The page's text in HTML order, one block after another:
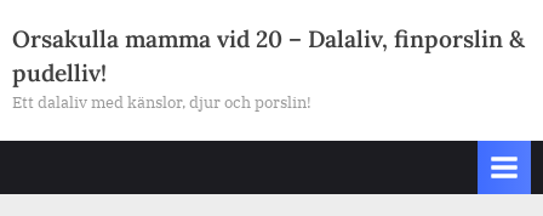
to
content
Orsakulla mamma vid 20 – Dalaliv, finporslin &
pudelliv!
Ett dalaliv med känslor, djur och porslin!